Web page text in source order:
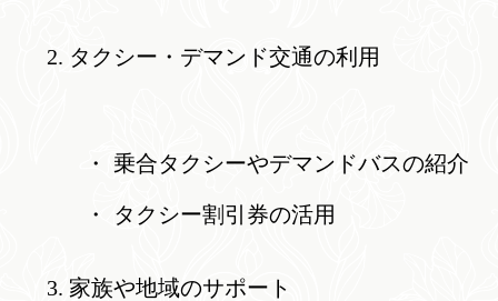
タクシー・デマンド交通の利用
乗合タクシーやデマンドバスの紹介
タクシー割引券の活用
家族や地域のサポート